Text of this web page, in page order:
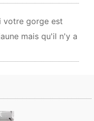
votre gorge est
mais qu'il n'y a